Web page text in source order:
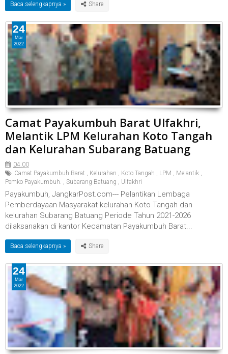
Baca selengkapnya »
Camat Payakumbuh Barat Ulfakhri,
Melantik LPM Kelurahan Koto Tangah
dan Kelurahan Subarang Batuang
04.00
Camat Payakumbuh Barat , Kelurahan , Koto Tangah , LPM , Melantik ,
Pemko Payakumbuh. , Subarang Batuang , Ulfakhri
Payakumbuh, JangkarPost.com--- Pelantikan Lembaga
Pemberdayaan Masyarakat kelurahan Koto Tangah dan
kelurahan Subarang Batuang Periode Tahun 2021-2026
dilaksanakan di kantor Kecamatan Payakumbuh Barat...
Baca selengkapnya »
24
Mar
2022
24
Mar
2022